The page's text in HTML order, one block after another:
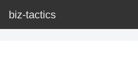
biz-tactics